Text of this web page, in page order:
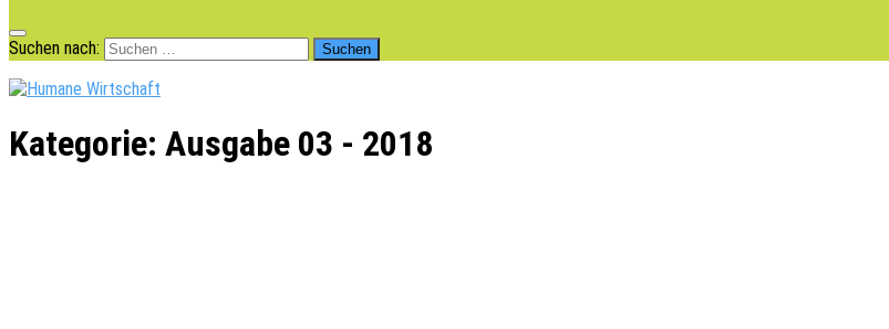
Suchen nach:
Kategorie: Ausgabe 03 - 2018